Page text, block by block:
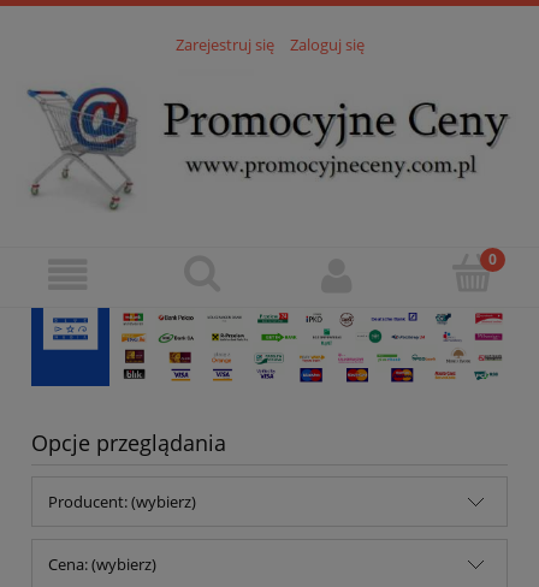
Zarejestruj się Zaloguj się
Opcje przeglądania
Producent: (wybierz)
Cena: (wybierz)